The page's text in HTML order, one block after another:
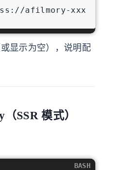
afilmory-xxx
显示为空），说明配
SSR 模式）
BASH